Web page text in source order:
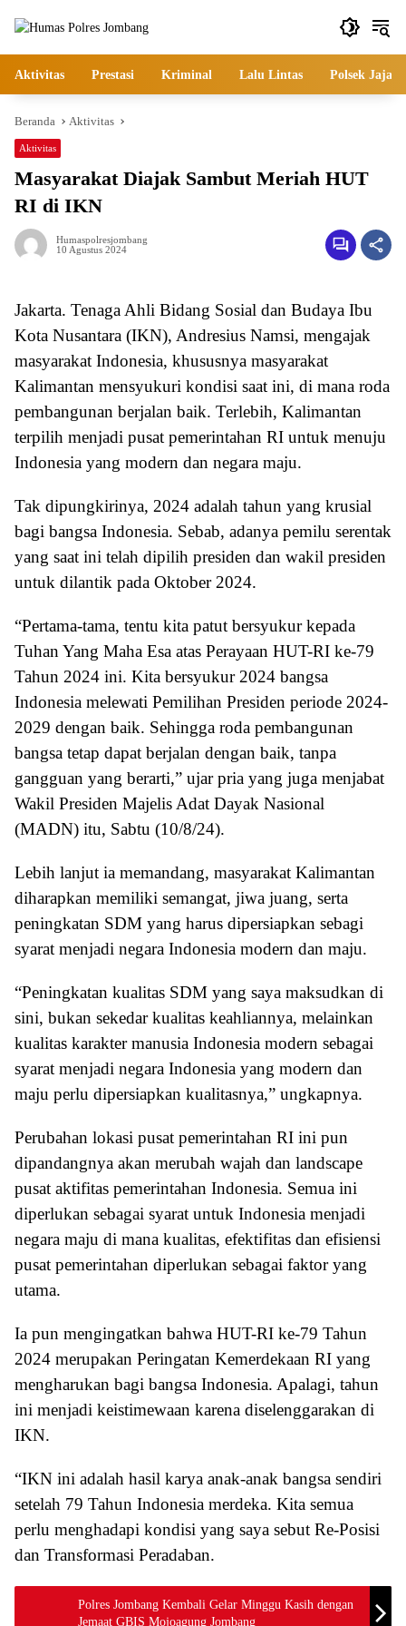
Aktivitas Prestasi Kriminal Lalu Lintas Polsek
Beranda Aktivitas
Aktivitas
Masyarakat Diajak Sambut Meriah HUT
RI di IKN
Humaspolresjombang
10 Agustus 2024
Jakarta. Tenaga Ahli Bidang Sosial dan Budaya Ibu
Kota Nusantara (IKN), Andresius Namsi, mengajak
masyarakat Indonesia, khususnya masyarakat
Kalimantan mensyukuri kondisi saat ini, di mana roda
pembangunan berjalan baik. Terlebih, Kalimantan
terpilih menjadi pusat pemerintahan RI untuk menuju
Indonesia yang modern dan negara maju.
Tak dipungkirinya, 2024 adalah tahun yang krusial
bagi bangsa Indonesia. Sebab, adanya pemilu serentak
yang saat ini telah dipilih presiden dan wakil presiden
untuk dilantik pada Oktober 2024.
“Pertama-tama, tentu kita patut bersyukur kepada
Tuhan Yang Maha Esa atas Perayaan HUT-RI ke-79
Tahun 2024 ini. Kita bersyukur 2024 bangsa
Indonesia melewati Pemilihan Presiden periode 2024-
2029 dengan baik. Sehingga roda pembangunan
bangsa tetap dapat berjalan dengan baik, tanpa
gangguan yang berarti,” ujar pria yang juga menjabat
Wakil Presiden Majelis Adat Dayak Nasional
(MADN) itu, Sabtu (10/8/24).
Lebih lanjut ia memandang, masyarakat Kalimantan
diharapkan memiliki semangat, jiwa juang, serta
peningkatan SDM yang harus dipersiapkan sebagi
syarat menjadi negara Indonesia modern dan maju.
“Peningkatan kualitas SDM yang saya maksudkan di
sini, bukan sekedar kualitas keahliannya, melainkan
kualitas karakter manusia Indonesia modern sebagai
syarat menjadi negara Indonesia yang modern dan
maju perlu dipersiapkan kualitasnya,” ungkapnya.
Perubahan lokasi pusat pemerintahan RI ini pun
dipandangnya akan merubah wajah dan landscape
pusat aktifitas pemerintahan Indonesia. Semua ini
diperlukan sebagai syarat untuk Indonesia menjadi
negara maju di mana kualitas, efektifitas dan efisiensi
pusat pemerintahan diperlukan sebagai faktor yang
utama.
Ia pun mengingatkan bahwa HUT-RI ke-79 Tahun
2024 merupakan Peringatan Kemerdekaan RI yang
mengharukan bagi bangsa Indonesia. Apalagi, tahun
ini menjadi keistimewaan karena diselenggarakan di
IKN.
“IKN ini adalah hasil karya anak-anak bangsa sendiri
setelah 79 Tahun Indonesia merdeka. Kita semua
perlu menghadapi kondisi yang saya sebut Re-Posisi
dan Transformasi Peradaban.
Polres Jombang Kembali Gelar Minggu Kasih dengan
Jemaat GBIS Mojoagung Jombang